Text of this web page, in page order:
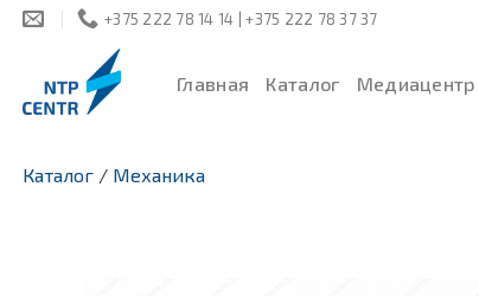
Skip
+375 222 78 14 14 | +375 222 78 37 37
Главная Каталог Медиацентр
Каталог / Механика